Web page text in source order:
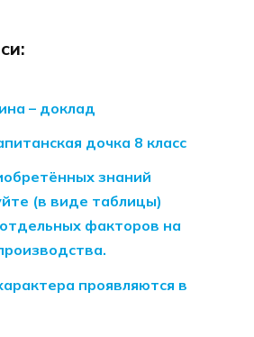
– доклад
дочка 8 класс
знаний
(в виде таблицы)
факторов на
проявляются в